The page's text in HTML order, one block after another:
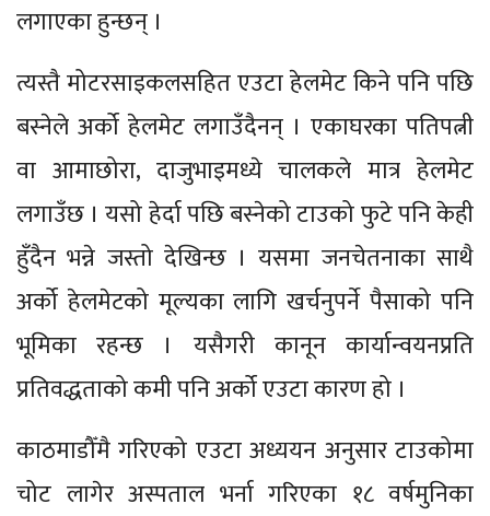
लगाएका हुन्छन् ।
त्यस्तै मोटरसाइकलसहित एउटा हेलमेट किने पनि पछि
बस्नेले अर्को हेलमेट लगाउँदैनन् । एकाघरका पतिपत्नी
वा आमाछोरा, दाजुभाइमध्ये चालकले मात्र हेलमेट
लगाउँछ । यसो हेर्दा पछि बस्नेको टाउको फुटे पनि केही
हुँदैन भन्ने जस्तो देखिन्छ । यसमा जनचेतनाका साथै
अर्को हेलमेटको मूल्यका लागि खर्चनुपर्ने पैसाको पनि
भूमिका रहन्छ । यसैगरी कानून कार्यान्वयनप्रति
प्रतिवद्धताको कमी पनि अर्को एउटा कारण हो ।
काठमाडौँमै गरिएको एउटा अध्ययन अनुसार टाउकोमा
चोट लागेर अस्पताल भर्ना गरिएका १८ वर्षमुनिका